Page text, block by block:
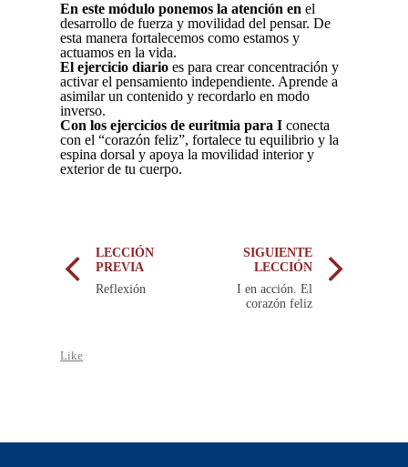
En este módulo ponemos la atención en el
desarrollo de fuerza y movilidad del pensar. De
esta manera fortalecemos como estamos y
actuamos en la vida.
El ejercicio diario es para crear concentración y
activar el pensamiento independiente. Aprende a
asimilar un contenido y recordarlo en modo
inverso.
Con los ejercicios de euritmia para I conecta
con el “corazón feliz”, fortalece tu equilibrio y la
espina dorsal y apoya la movilidad interior y
exterior de tu cuerpo.
LECCIÓN
PREVIA
Reflexión
SIGUIENTE
LECCIÓN
I en acción. El
corazón feliz
Like